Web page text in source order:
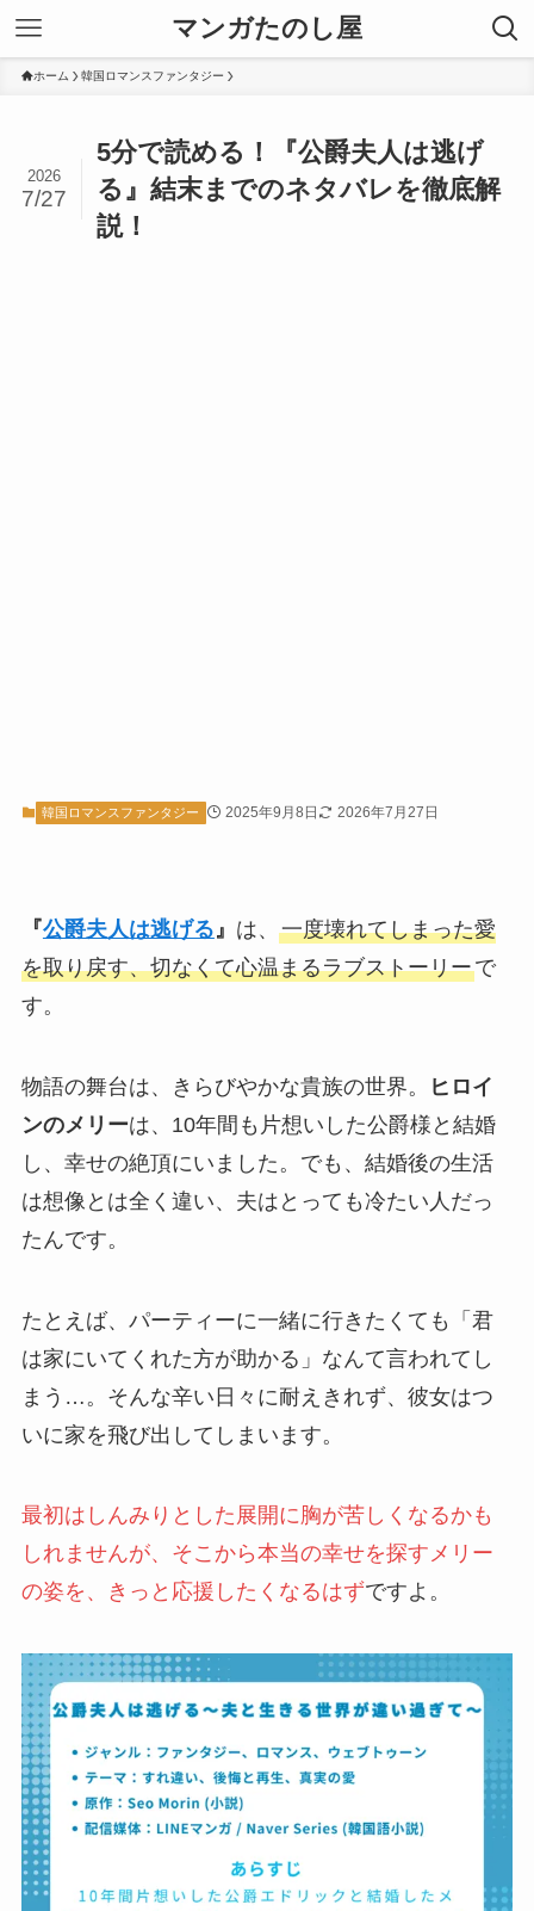
マンガたのし屋
ホーム 韓国ロマンスファンタジー
5分で読める！『公爵夫人は逃げ
る』結末までのネタバレを徹底解
説！
2026
7/27
韓国ロマンスファンタジー 2025年9月8日 2026年7月27日
『公爵夫人は逃げる 』 は、 一度壊れてしまった愛
を取り戻す、切なくて心温まるラブストーリーで
す。
物語の舞台は、きらびやかな貴族の世界。
ヒロイ
ンのメリーは、10年間も片想いした公爵様と結婚
し、幸せの絶頂にいました。でも、結婚後の生活
は想像とは全く違い、夫はとっても冷たい人だっ
たんです。
たとえば、パーティーに一緒に行きたくても「君
は家にいてくれた方が助かる」なんて言われてし
まう…。そんな辛い日々に耐えきれず、彼女はつ
いに家を飛び出してしまいます。
最初はしんみりとした展開に胸が苦しくなるかも
しれませんが、そこから本当の幸せを探すメリー
の姿を、きっと応援したくなるはずですよ。